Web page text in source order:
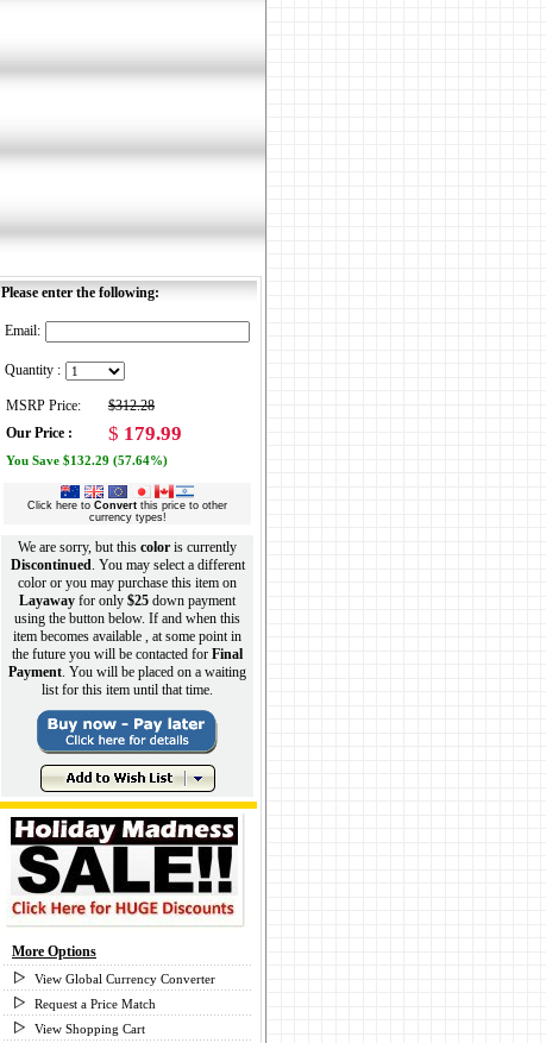
Please enter the following:
Email:
Quantity :
MSRP Price:
$312.28
Our Price :
$ 179.99
You Save $132.29 (57.64%)
Click here to Convert this price to other
currency types!
We are sorry, but this color is currently
Discontinued. You may select a different
color or you may purchase this item on
Layaway for only $25 down payment
using the button below. If and when this
item becomes available , at some point in
the future you will be contacted for Final
Payment. You will be placed on a waiting
list for this item until that time.
More Options
View Global Currency Converter
Request a Price Match
View Shopping Cart